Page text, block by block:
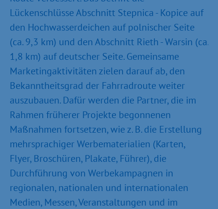
Lückenschlüsse Abschnitt Stepnica - Kopice auf
den Hochwasserdeichen auf polnischer Seite
(ca. 9,3 km) und den Abschnitt Rieth - Warsin (ca.
1,8 km) auf deutscher Seite. Gemeinsame
Marketingaktivitäten zielen darauf ab, den
Bekanntheitsgrad der Fahrradroute weiter
auszubauen. Dafür werden die Partner, die im
Rahmen früherer Projekte begonnenen
Maßnahmen fortsetzen, wie z. B. die Erstellung
mehrsprachiger Werbematerialien (Karten,
Flyer, Broschüren, Plakate, Führer), die
Durchführung von Werbekampagnen in
regionalen, nationalen und internationalen
Medien, Messen, Veranstaltungen und im